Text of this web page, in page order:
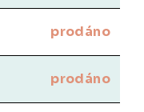
prodáno
prodáno